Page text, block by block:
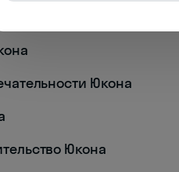
Юкона
Юкона